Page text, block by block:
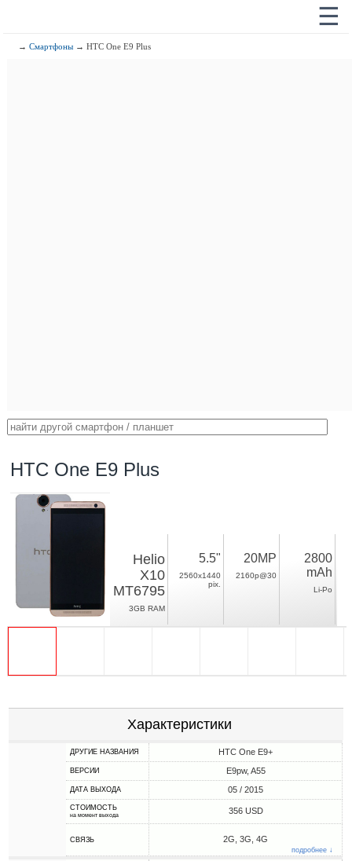
☰
→Смартфоны → HTC One E9 Plus
HTC One E9 Plus
Helio
X10
MT6795
3GB RAM
5.5"
2560x1440
pix.
20MP
2160p@30
2800
mAh
Li-Po
Характеристики
ДРУГИЕ НАЗВАНИЯ HTC One E9+
ВЕРСИИ E9pw, A55
ДАТА ВЫХОДА 05 / 2015
СТОИМОСТЬ
на момент выхода 356 USD
СВЯЗЬ 2G, 3G, 4G
подробнее ↓